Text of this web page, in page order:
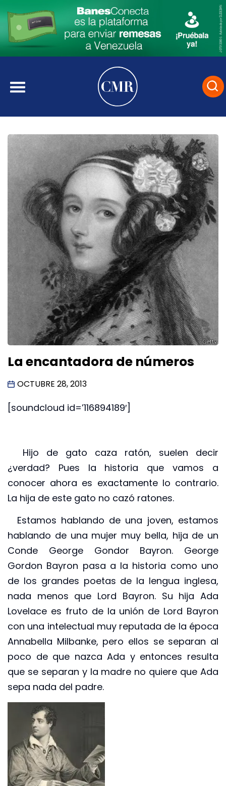
La encantadora de números
OCTUBRE 28, 2013
[soundcloud id=’116894189′]
Hijo de gato caza ratón, suelen decir
¿verdad? Pues la historia que vamos a
conocer ahora es exactamente lo contrario.
La hija de este gato no cazó ratones.
Estamos hablando de una joven, estamos
hablando de una mujer muy bella, hija de un
Conde George Gondor Bayron. George
Gordon Bayron pasa a la historia como uno
de los grandes poetas de la lengua inglesa,
nada menos que Lord Bayron. Su hija Ada
Lovelace es fruto de la unión de Lord Bayron
con una intelectual muy reputada de la época
Annabella Milbanke, pero ellos se separan al
poco de que nazca Ada y entonces resulta
que se separan y la madre no quiere que Ada
sepa nada del padre.